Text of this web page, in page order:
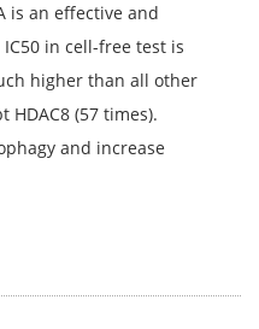
is an effective and
in cell-free test is
higher than all other
HDAC8 (57 times).
and increase